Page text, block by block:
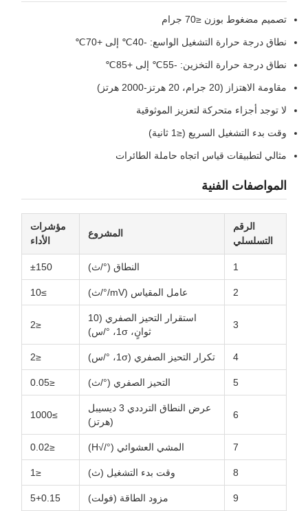
تصميم مضغوط بوزن ≤70 جرام
نطاق درجة حرارة التشغيل الواسع: -40℃ إلى +70℃
نطاق درجة حرارة التخزين: -55℃ إلى +85℃
مقاومة الاهتزاز (20 جرام، 20 هرتز-2000 هرتز)
لا توجد أجزاء متحركة لتعزيز الموثوقية
وقت بدء التشغيل السريع (≤1 ثانية)
مثالي لتطبيقات قياس اتجاه حاملة الطائرات
المواصفات الفنية
الرقم
التسلسلي
المشروع
مؤشرات
الأداء
النطاق (°/ث) ±150
عامل المقياس (mV/°/ث) ≥10
استقرار التحيز الصفري (10
ثوانٍ، 1σ، °/س)
≤2
4 تكرار التحيز الصفري (1σ، °/س) ≤2
5 التحيز الصفري (°/ث) ≤0.05
عرض النطاق الترددي 3 ديسيبل
(هرتز)
≥1000
المشي العشوائي (°/√H) ≤0.02
وقت بدء التشغيل (ث) ≤1
مزود الطاقة (فولت) 5+0.15